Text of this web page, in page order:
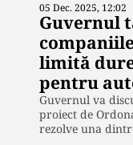
05 Dec. 2025, 12:02
Guvernul
limită
pentru
Guvernul va
proiect de
rezolve una